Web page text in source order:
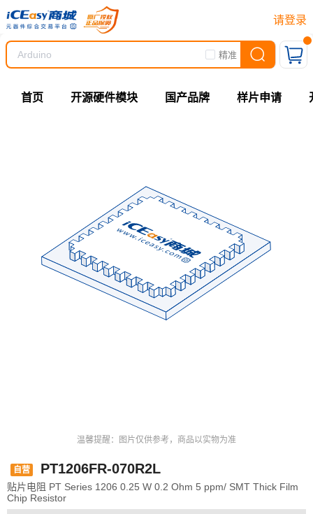
请登录
精准
首页 开源硬件模块 国产品牌 样片申请
温馨提醒：图片仅供参考，商品以实物为准
自营 PT1206FR-070R2L
贴片电阻 PT Series 1206 0.25 W 0.2 Ohm 5 ppm/ SMT Thick Film
Chip Resistor